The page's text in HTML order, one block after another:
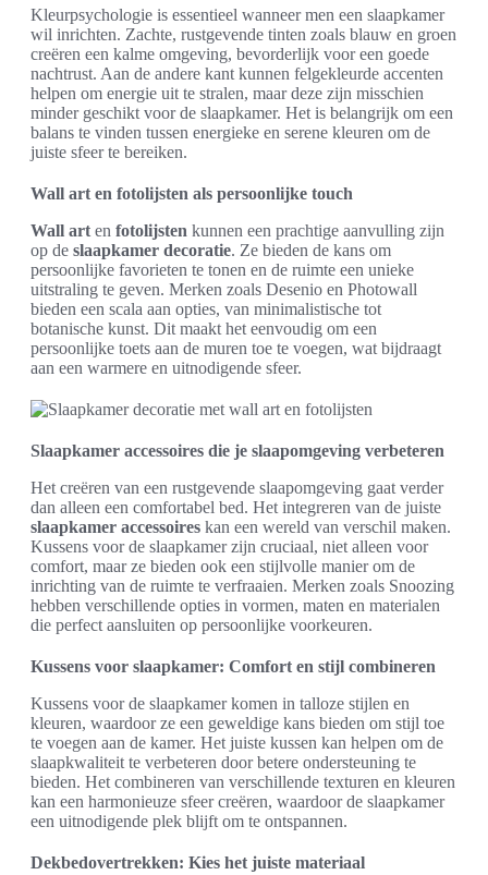
Kleurpsychologie is essentieel wanneer men een slaapkamer
wil inrichten. Zachte, rustgevende tinten zoals blauw en groen
creëren een kalme omgeving, bevorderlijk voor een goede
nachtrust. Aan de andere kant kunnen felgekleurde accenten
helpen om energie uit te stralen, maar deze zijn misschien
minder geschikt voor de slaapkamer. Het is belangrijk om een
balans te vinden tussen energieke en serene kleuren om de
juiste sfeer te bereiken.
Wall art en fotolijsten als persoonlijke touch
Wall art en fotolijsten kunnen een prachtige aanvulling zijn
op de slaapkamer decoratie. Ze bieden de kans om
persoonlijke favorieten te tonen en de ruimte een unieke
uitstraling te geven. Merken zoals Desenio en Photowall
bieden een scala aan opties, van minimalistische tot
botanische kunst. Dit maakt het eenvoudig om een
persoonlijke toets aan de muren toe te voegen, wat bijdraagt
aan een warmere en uitnodigende sfeer.
Slaapkamer accessoires die je slaapomgeving verbeteren
Het creëren van een rustgevende slaapomgeving gaat verder
dan alleen een comfortabel bed. Het integreren van de juiste
slaapkamer accessoires kan een wereld van verschil maken.
Kussens voor de slaapkamer zijn cruciaal, niet alleen voor
comfort, maar ze bieden ook een stijlvolle manier om de
inrichting van de ruimte te verfraaien. Merken zoals Snoozing
hebben verschillende opties in vormen, maten en materialen
die perfect aansluiten op persoonlijke voorkeuren.
Kussens voor slaapkamer: Comfort en stijl combineren
Kussens voor de slaapkamer komen in talloze stijlen en
kleuren, waardoor ze een geweldige kans bieden om stijl toe
te voegen aan de kamer. Het juiste kussen kan helpen om de
slaapkwaliteit te verbeteren door betere ondersteuning te
bieden. Het combineren van verschillende texturen en kleuren
kan een harmonieuze sfeer creëren, waardoor de slaapkamer
een uitnodigende plek blijft om te ontspannen.
Dekbedovertrekken: Kies het juiste materiaal